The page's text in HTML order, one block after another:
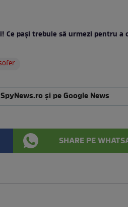
paşi trebuie să urmezi pentru a
și pe Google News
SHARE PE